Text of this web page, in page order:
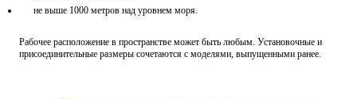
не выше 1000 метров над уровнем моря.
Рабочее расположение в пространстве может быть любым. Установочные и
присоединительные размеры сочетаются с моделями, выпущенными ранее.